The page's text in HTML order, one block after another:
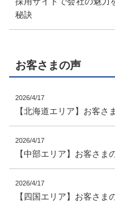
秘訣
お客さまの声
2026/4/17
【北海道エリア】お客さ
2026/4/17
【中部エリア】お客さま
2026/4/17
【四国エリア】お客さま